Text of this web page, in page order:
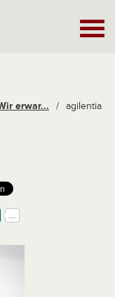
erwar...
/ agilentia